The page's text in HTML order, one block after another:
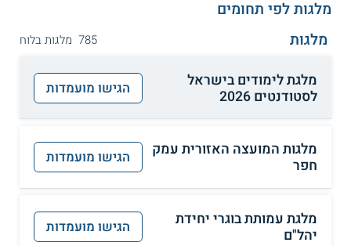
מלגות לפי תחומים
מלגות
785 מלגות בלוח
מלגת לימודים בישראל
לסטודנטים 2026
הגישו מועמדות
מלגות המועצה האזורית עמק
חפר
הגישו מועמדות
מלגת עמותת בוגרי יחידת
יהל"ם
הגישו מועמדות